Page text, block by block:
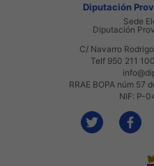
Diputación
Sede
Diputación
C/ Navarro
Telf 950 211
RRAE BOPA núm 57
NIF: P-